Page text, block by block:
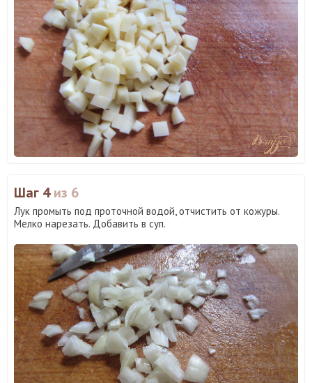
Шаг 4из 6
Лук промыть под проточной водой, отчистить от кожуры.
Мелко нарезать. Добавить в суп.